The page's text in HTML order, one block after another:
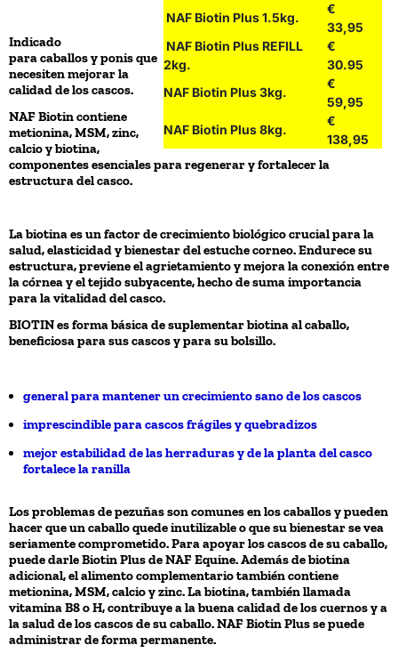
NAF Biotin Plus 1.5kg.
€
33,95
NAF Biotin Plus REFILL
2kg.
€
30.95
NAF Biotin Plus 3kg.
€
59,95
NAF Biotin Plus 8kg.
€
138,95
Indicado
para caballos y ponis que
necesiten mejorar la
calidad de los cascos.
NAF Biotin contiene
metionina, MSM, zinc,
calcio y biotina,
componentes esenciales para regenerar y fortalecer la
estructura del casco.
La biotina es un factor de crecimiento biológico crucial para la
salud, elasticidad y bienestar del estuche corneo. Endurece su
estructura, previene el agrietamiento y mejora la conexión entre
la córnea y el tejido subyacente, hecho de suma importancia
para la vitalidad del casco.
BIOTIN es forma básica de suplementar biotina al caballo,
beneficiosa para sus cascos y para su bolsillo.
general para mantener un crecimiento sano de los cascos
imprescindible para cascos frágiles y quebradizos
mejor estabilidad de las herraduras y de la planta del casco
fortalece la ranilla
Los problemas de pezuñas son comunes en los caballos y pueden
hacer que un caballo quede inutilizable o que su bienestar se vea
seriamente comprometido. Para apoyar los cascos de su caballo,
puede darle Biotin Plus de NAF Equine. Además de biotina
adicional, el alimento complementario también contiene
metionina, MSM, calcio y zinc. La biotina, también llamada
vitamina B8 o H, contribuye a la buena calidad de los cuernos y a
la salud de los cascos de su caballo. NAF Biotin Plus se puede
administrar de forma permanente.